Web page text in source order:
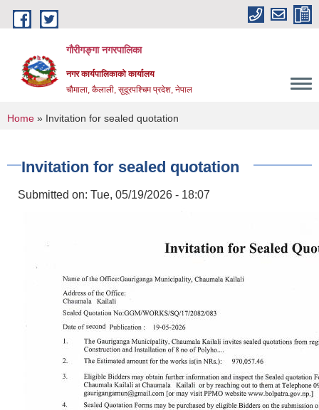
Skip to main content
गौरीगङ्गा नगरपालिका
नगर कार्यपालिकाको कार्यालय
चौमाला, कैलाली, सुदूरपश्चिम प्रदेश, नेपाल
You are here
Home » Invitation for sealed quotation
Invitation for sealed quotation
Submitted on: Tue, 05/19/2026 - 18:07